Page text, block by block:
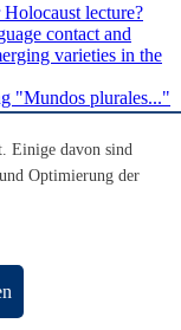
lecture?
contact and
varieties in the
"Mundos plurales..."
Diaspora
Einige davon sind
Optimierung der